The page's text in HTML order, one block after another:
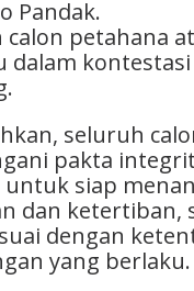
Pandak.
calon petahana
dalam
seluruh
pakta
siap
dan ketertiban,
dengan
yang berlaku.